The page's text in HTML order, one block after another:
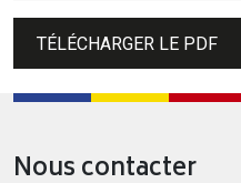
TÉLÉCHARGER LE PDF
Nous contacter